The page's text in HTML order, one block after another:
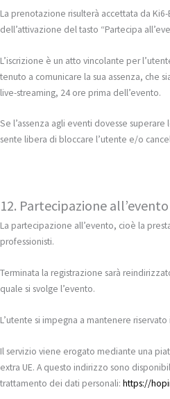
La prenotazione risulterà accettata da
dell’attivazione del tasto “Partecipa
L’iscrizione è un atto vincolante per
tenuto a comunicare la sua assenza, che
live-streaming, 24 ore prima dell’evento.
Se l’assenza agli eventi dovesse superare
sente libera di bloccare l’utente e/o
12. Partecipazione all’evento
La partecipazione all’evento, cioè la
professionisti.
Terminata la registrazione sarà
quale si svolge l’evento.
L’utente si impegna a mantenere
Il servizio viene erogato mediante una
extra UE. A questo indirizzo sono
trattamento dei dati personali: https://